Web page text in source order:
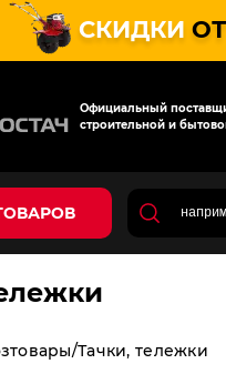
СКИДКИ ОТ
Официальный
строительной и
Тачки, тележки